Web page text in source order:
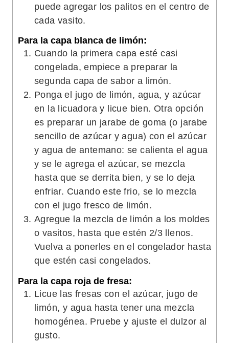
puede agregar los palitos en el centro de
cada vasito.
Para la capa blanca de limón:
Cuando la primera capa esté casi
congelada, empiece a preparar la
segunda capa de sabor a limón.
Ponga el jugo de limón, agua, y azúcar
en la licuadora y licue bien. Otra opción
es preparar un jarabe de goma (o jarabe
sencillo de azúcar y agua) con el azúcar
y agua de antemano: se calienta el agua
y se le agrega el azúcar, se mezcla
hasta que se derrita bien, y se lo deja
enfriar. Cuando este frio, se lo mezcla
con el jugo fresco de limón.
Agregue la mezcla de limón a los moldes
o vasitos, hasta que estén 2/3 llenos.
Vuelva a ponerles en el congelador hasta
que estén casi congelados.
Para la capa roja de fresa:
Licue las fresas con el azúcar, jugo de
limón, y agua hasta tener una mezcla
homogénea. Pruebe y ajuste el dulzor al
gusto.